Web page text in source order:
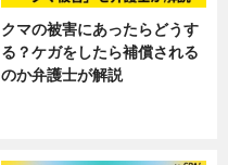
クマの被害にあったらどうす
る？ケガをしたら補償される
のか弁護士が解説